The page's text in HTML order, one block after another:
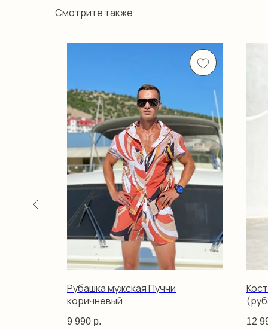
Смотрите также
Рубашка мужская Пуччи
коричневый
9 990 р. 12